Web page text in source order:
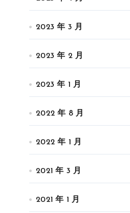
2023 年 3 月
2023 年 2 月
2023 年 1 月
2022 年 8 月
2022 年 1 月
2021 年 3 月
2021 年 1 月